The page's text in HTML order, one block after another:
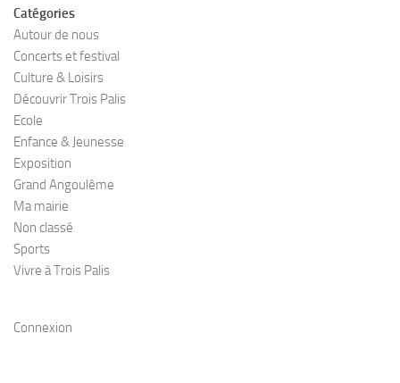
Catégories
Autour de nous
Concerts et festival
Culture & Loisirs
Découvrir Trois Palis
Ecole
Enfance & Jeunesse
Exposition
Grand Angoulême
Ma mairie
Non classé
Sports
Vivre à Trois Palis
Connexion